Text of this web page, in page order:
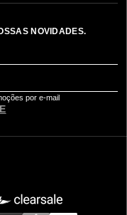
NOVIDADES.
por e-mail